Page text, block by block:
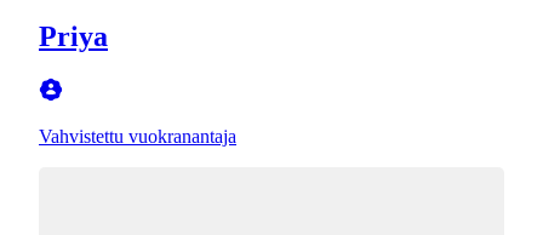
Priya
Vahvistettu vuokranantaja